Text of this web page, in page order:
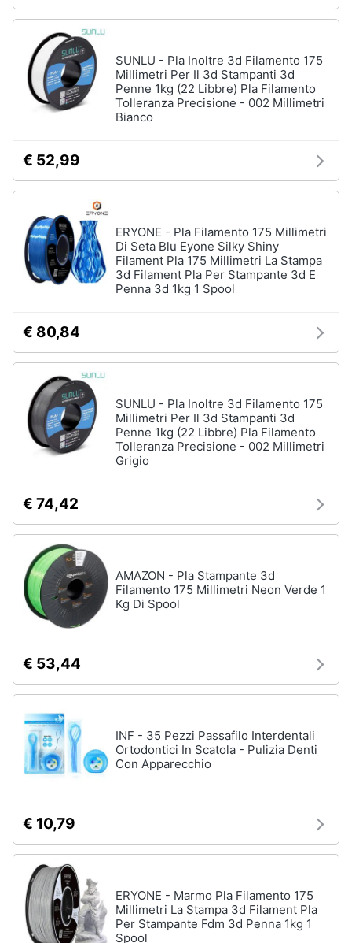
SUNLU - Pla Inoltre 3d Filamento 175
Millimetri Per Il 3d Stampanti 3d
Penne 1kg (22 Libbre) Pla Filamento
Tolleranza Precisione - 002 Millimetri
Bianco
€ 52,99
ERYONE - Pla Filamento 175 Millimetri
Di Seta Blu Eyone Silky Shiny
Filament Pla 175 Millimetri La Stampa
3d Filament Pla Per Stampante 3d E
Penna 3d 1kg 1 Spool
€ 80,84
SUNLU - Pla Inoltre 3d Filamento 175
Millimetri Per Il 3d Stampanti 3d
Penne 1kg (22 Libbre) Pla Filamento
Tolleranza Precisione - 002 Millimetri
Grigio
€ 74,42
AMAZON - Pla Stampante 3d
Filamento 175 Millimetri Neon Verde 1
Kg Di Spool
€ 53,44
INF - 35 Pezzi Passafilo Interdentali
Ortodontici In Scatola - Pulizia Denti
Con Apparecchio
€ 10,79
ERYONE - Marmo Pla Filamento 175
Millimetri La Stampa 3d Filament Pla
Per Stampante Fdm 3d Penna 1kg 1
Spool